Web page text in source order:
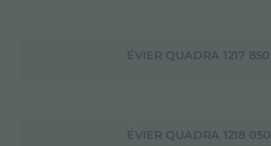
ÉVIER QUADRA 1217 850
ÉVIER QUADRA 1218 050